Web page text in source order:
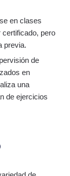
en clases
pero
previa.
de
en
una
de ejercicios